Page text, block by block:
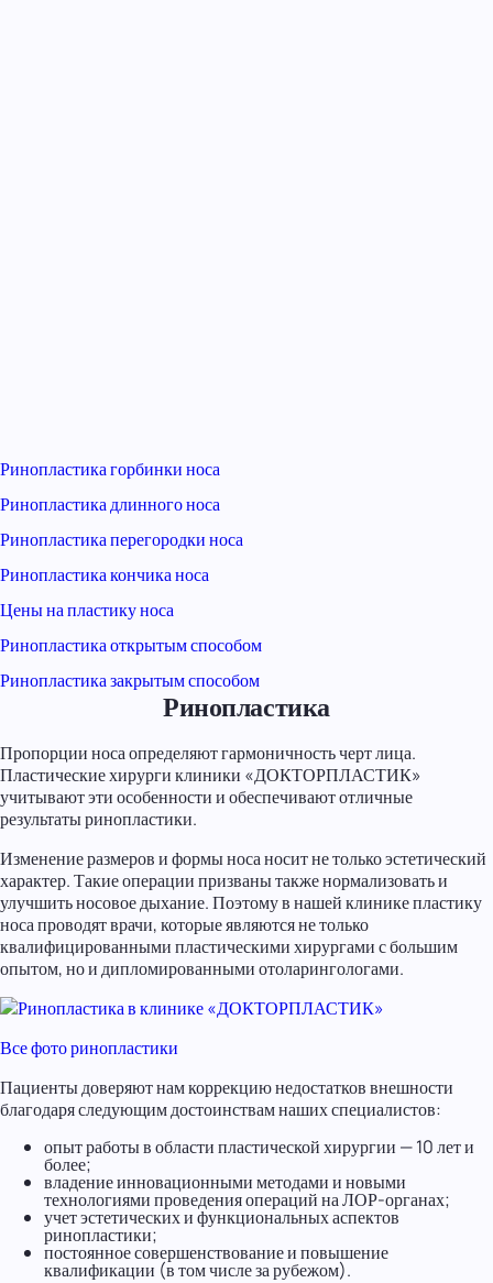
Ринопластика горбинки носа
Ринопластика длинного носа
Ринопластика перегородки носа
Ринопластика кончика носа
Цены на пластику носа
Ринопластика открытым способом
Ринопластика закрытым способом
Ринопластика
Пропорции носа определяют гармоничность черт лица.
Пластические хирурги клиники «ДОКТОРПЛАСТИК»
учитывают эти особенности и обеспечивают отличные
результаты ринопластики.
Изменение размеров и формы носа носит не только эстетический
характер. Такие операции призваны также нормализовать и
улучшить носовое дыхание. Поэтому в нашей клинике пластику
носа проводят врачи, которые являются не только
квалифицированными пластическими хирургами с большим
опытом, но и дипломированными отоларингологами.
Все фото ринопластики
Пациенты доверяют нам коррекцию недостатков внешности
благодаря следующим достоинствам наших специалистов:
опыт работы в области пластической хирургии — 10 лет и
более;
владение инновационными методами и новыми
технологиями проведения операций на ЛОР-органах;
учет эстетических и функциональных аспектов
ринопластики;
постоянное совершенствование и повышение
квалификации (в том числе за рубежом).